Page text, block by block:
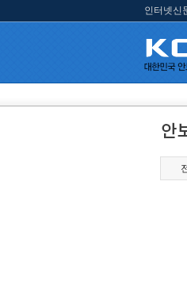
인터넷신